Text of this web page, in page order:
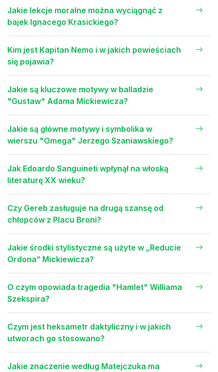
Jakie lekcje moralne można wyciągnąć z
bajek Ignacego Krasickiego?
Kim jest Kapitan Nemo i w jakich powieściach
się pojawia?
Jakie są kluczowe motywy w balladzie
"Gustaw" Adama Mickiewicza?
Jakie są główne motywy i symbolika w
wierszu "Omega" Jerzego Szaniawskiego?
Jak Edoardo Sanguineti wpłynął na włoską
literaturę XX wieku?
Czy Gereb zasługuje na drugą szansę od
chłopców z Placu Broni?
Jakie środki stylistyczne są użyte w „Reducie
Ordona” Mickiewicza?
O czym opowiada tragedia "Hamlet" Williama
Szekspira?
Czym jest heksametr daktyliczny i w jakich
utworach go stosowano?
Jakie znaczenie według Matejczuka ma